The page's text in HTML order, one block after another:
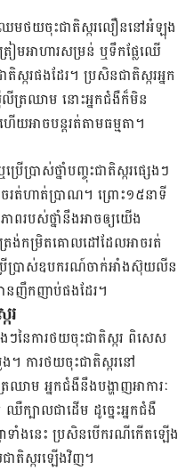
ឈមថយចុះជាតិស្ករលឿននៅអំឡុង
ៀមអាហារសម្រន់ ឬទឹកផ្លែឈើ
ស្ករផង​ដែរ​។ ប្រសិនជាតិស្ករអ្នក
ត្រឈាម នោះអ្នកជំងឺក៏មិន
យអាចបន្ដរត់តាមធម្មតា។
រើប្រាស់ថ្នាំបញ្ចុះជាតិស្ករផ្សេងៗ
រត់ហាត់ប្រាណ។ ព្រោះ១៥នាទី
ពរបស់ថ្នាំនឹងអាចឲ្យយើង
ត្រង់កម្រិតគោលដៅដែលអាចរត់
ើប្រាស់ឧបករណ៍ចាក់អាំងស៊ុយលីន
នញឹកញាប់ផងដែរ។
រ
ៗនៃការថយចុះជាតិស្ករ ពិសេស
។ ការថយចុះជាតិស្ករនៅ
ាម អ្នកជំងឺនឹងបង្ហាញអាការៈ
ក្បាលជាដើម ដូច្នេះអ្នកជំងឺ
ទាំងនេះ ប្រសិនបើករណីកើតឡើង
ាតិស្ករឡើងវិញ។